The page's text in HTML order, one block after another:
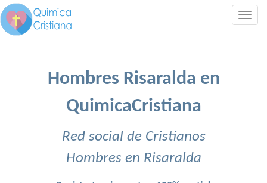
Hombres Risaralda en
QuimicaCristiana
Red social de Cristianos
Hombres en Risaralda